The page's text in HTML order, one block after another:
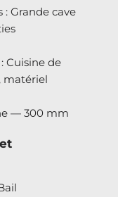
Grande cave
Cuisine de
matériel
— 300 mm